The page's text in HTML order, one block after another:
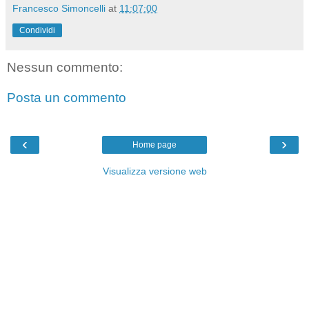
Francesco Simoncelli at 11:07:00
Condividi
Nessun commento:
Posta un commento
‹ ›
Home page
Visualizza versione web